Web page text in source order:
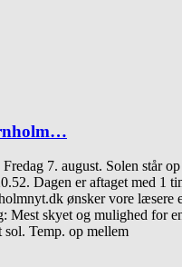
7. august. Solen står
Dagen er aftaget med 1
ønsker vore læsere
Mest skyet og mulighed for
sol. Temp. op mellem